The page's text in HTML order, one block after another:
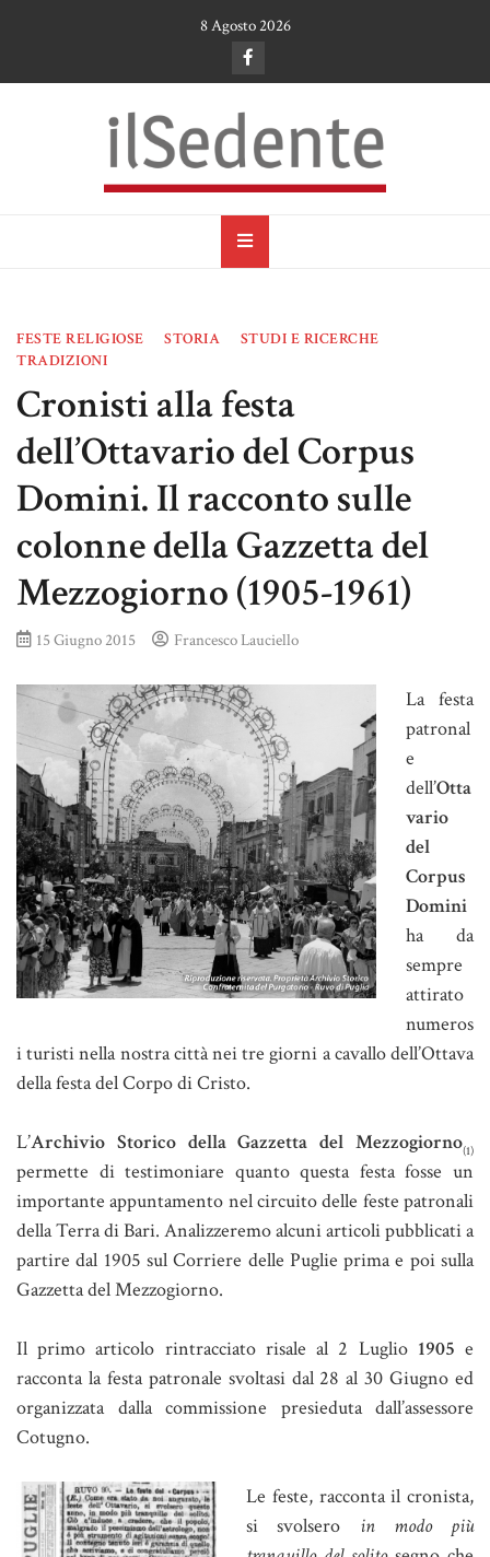
8 Agosto 2026
il Sedente
FESTE RELIGIOSE STORIA
STUDI E RICERCHE
TRADIZIONI
Cronisti alla festa
dell’Ottavario del Corpus
Domini. Il racconto sulle
colonne della Gazzetta del
Mezzogiorno (1905-1961)
15 Giugno 2015 Francesco Lauciello
La festa
patronal
e
dell’Otta
vario
del
Corpus
Domini
ha da
sempre
attirato
numeros
i turisti nella nostra città nei tre giorni a cavallo dell’Ottava
della festa del Corpo di Cristo.
L’Archivio Storico della Gazzetta del Mezzogiorno(1)
permette di testimoniare quanto questa festa fosse un
importante appuntamento nel circuito delle feste patronali
della Terra di Bari. Analizzeremo alcuni articoli pubblicati a
partire dal 1905 sul Corriere delle Puglie prima e poi sulla
Gazzetta del Mezzogiorno.
Il primo articolo rintracciato risale al 2 Luglio 1905 e
racconta la festa patronale svoltasi dal 28 al 30 Giugno ed
organizzata dalla commissione presieduta dall’assessore
Cotugno.
Le feste, racconta il cronista,
si svolsero in modo più